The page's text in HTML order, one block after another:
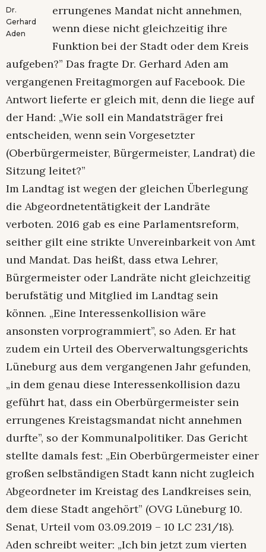
Dr.
Gerhard
Aden
errungenes Mandat nicht annehmen,
wenn diese nicht gleichzeitig ihre
Funktion bei der Stadt oder dem Kreis
aufgeben?” Das fragte Dr. Gerhard Aden am
vergangenen Freitagmorgen auf Facebook. Die
Antwort lieferte er gleich mit, denn die liege auf
der Hand: „Wie soll ein Mandatsträger frei
entscheiden, wenn sein Vorgesetzter
(Oberbürgermeister, Bürgermeister, Landrat) die
Sitzung leitet?”
Im Landtag ist wegen der gleichen Überlegung
die Abgeordnetentätigkeit der Landräte
verboten. 2016 gab es eine Parlamentsreform,
seither gilt eine strikte Unvereinbarkeit von Amt
und Mandat. Das heißt, dass etwa Lehrer,
Bürgermeister oder Landräte nicht gleichzeitig
berufstätig und Mitglied im Landtag sein
können. „Eine Interessenkollision wäre
ansonsten vorprogrammiert”, so Aden. Er hat
zudem ein Urteil des Oberverwaltungsgerichts
Lüneburg aus dem vergangenen Jahr gefunden,
„in dem genau diese Interessenkollision dazu
geführt hat, dass ein Oberbürgermeister sein
errungenes Kreistagsmandat nicht annehmen
durfte”, so der Kommunalpolitiker. Das Gericht
stellte damals fest: „Ein Oberbürgermeister einer
großen selbständigen Stadt kann nicht zugleich
Abgeordneter im Kreistag des Landkreises sein,
dem diese Stadt angehört” (OVG Lüneburg 10.
Senat, Urteil vom 03.09.2019 – 10 LC 231/18).
Aden schreibt weiter: „Ich bin jetzt zum vierten